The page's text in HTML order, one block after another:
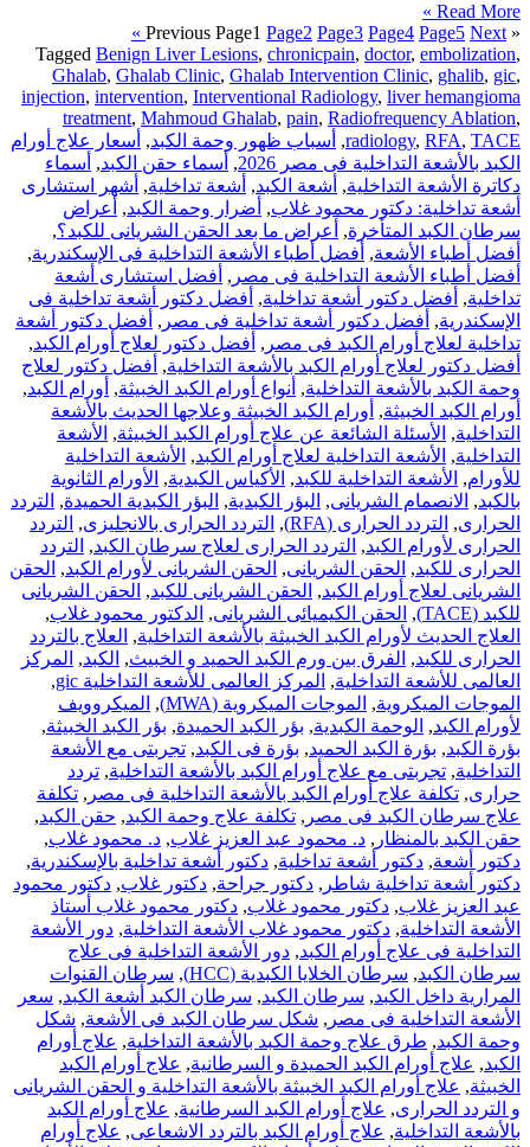
Read More »
« Previous
Page1 Page2 Page3 Page4 Page5 Next »
Tagged Benign Liver Lesions, chronicpain, doctor, embolization,
Ghalab, Ghalab Clinic, Ghalab Intervention Clinic, ghalib, gic,
injection, intervention, Interventional Radiology, liver hemangioma
treatment, Mahmoud Ghalab, pain, Radiofrequency Ablation,
radiology, RFA, TACE
, أسباب ظهور وحمة الكبد, أسعار علاج أورام
الكبد بالأشعة التداخلية فى مصر 2026
, أسماء حقن الكبد, أسماء
دكاترة الأشعة التداخلية, أشعة الكبد, أشعة تداخلية, أشهر استشارى
أشعة تداخلية: دكتور محمود غلاب, أضرار وحمة الكبد,
أعراض
سرطان الكبد المتأخرة, أعراض ما بعد الحقن الشريانى للكبد؟,
أفضل أطباء الأشعة, أفضل أطباء الأشعة التداخلية فى الإسكندرية,
أفضل أطباء الأشعة التداخلية فى مصر , أفضل استشارى أشعة
تداخلية, أفضل دكتور أشعة تداخلية, أفضل دكتور أشعة تداخلية فى
الإسكندرية, أفضل دكتور أشعة تداخلية فى مصر , أفضل دكتور أشعة
تداخلية لعلاج أورام الكبد فى مصر , أفضل دكتور لعلاج أورام الكبد,
أفضل دكتور لعلاج أورام الكبد بالأشعة التداخلية, أفضل دكتور لعلاج
وحمة الكبد بالأشعة التداخلية, أنواع أورام الكبد الخبيثة, أورام الكبد,
أورام الكبد الخبيثة, أورام الكبد الخبيثة وعلاجها الحديث بالأشعة
التداخلية, الأسئلة الشائعة عن علاج أورام الكبد الخبيثة, الأشعة
التداخلية, الأشعة التداخلية لعلاج أورام الكبد, الأشعة التداخلية
للأورام, الأشعة التداخلية للكبد, الأكياس الكبدية, الأورام الثانوية
بالكبد, الانصمام الشريانى, البؤر الكبدية, البؤر الكبدية الحميدة, التردد
الحرارى, التردد الحرارى (RFA) , التردد الحرارى بالانجليزى, التردد
الحرارى لأورام الكبد, التردد الحرارى لعلاج سرطان الكبد, التردد
الحرارى للكبد, الحقن الشريانى, الحقن الشريانى لأورام الكبد, الحقن
الشريانى لعلاج أورام الكبد, الحقن الشريانى للكبد, الحقن الشريانى
للكبد (TACE)
, الحقن الكيميائى الشريانى, الدكتور محمود غلاب,
العلاج الحديث لأورام الكبد الخبيثة بالأشعة التداخلية, العلاج بالتردد
الحرارى للكبد, الفرق بين ورم الكبد الحميد و الخبيث, الكبد, المركز
العالمى للأشعة التداخلية, المركز العالمى للأشعة التداخلية gic
,
الموجات الميكروية, الموجات الميكروية (MWA) , الميكروويف
لأورام الكبد, الوحمة الكبدية, بؤر الكبد الحميدة, بؤر الكبد الخبيثة,
بؤرة الكبد, بؤرة الكبد الحميد, بؤرة فى الكبد, تجربتى مع الأشعة
التداخلية, تجربتى مع علاج أورام الكبد بالأشعة التداخلية, تردد
حرارى, تكلفة علاج أورام الكبد بالأشعة التداخلية فى مصر , تكلفة
علاج سرطان الكبد فى مصر , تكلفة علاج وحمة الكبد, حقن الكبد,
حقن الكبد بالمنظار , د. محمود عبد العزيز غلاب, د. محمود غلاب,
دكتور أشعة, دكتور أشعة تداخلية, دكتور أشعة تداخلية بالإسكندرية,
دكتور أشعة تداخلية شاطر , دكتور جراحة, دكتور غلاب, دكتور محمود
عبد العزيز غلاب, دكتور محمود غلاب, دكتور محمود غلاب أستاذ
الأشعة التداخلية, دكتور محمود غلاب الأشعة التداخلية, دور الأشعة
التداخلية فى علاج أورام الكبد, دور الأشعة التداخلية فى علاج
سرطان الكبد, سرطان الخلايا الكبدية (HCC) , سرطان القنوات
المرارية داخل الكبد, سرطان الكبد, سرطان الكبد أشعة الكبد, سعر
الأشعة التداخلية فى مصر , شكل سرطان الكبد فى الأشعة, شكل
وحمة الكبد, طرق علاج وحمة الكبد بالأشعة التداخلية, علاج أورام
الكبد, علاج أورام الكبد الحميدة و السرطانية, علاج أورام الكبد
الخبيثة, علاج أورام الكبد الخبيثة بالأشعة التداخلية و الحقن الشريانى
و التردد الحرارى, علاج أورام الكبد السرطانية, علاج أورام الكبد
بالأشعة التداخلية, علاج أورام الكبد بالتردد الاشعاعى, علاج أورام